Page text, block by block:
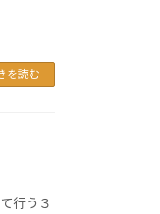
を読む
行う３